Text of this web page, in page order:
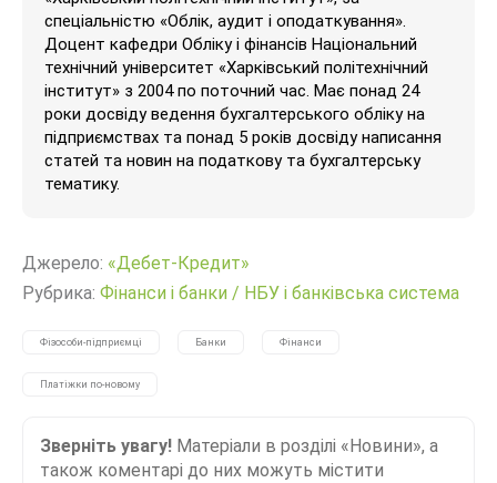
спеціальністю «Облік, аудит і оподаткування».
Доцент кафедри Обліку і фінансів Національний
технічний університет «Харківський політехнічний
інститут» з 2004 по поточний час. Має понад 24
роки досвіду ведення бухгалтерського обліку на
підприємствах та понад 5 років досвіду написання
статей та новин на податкову та бухгалтерську
тематику.
Джерело: «Дебет-Кредит»
Рубрика: Фінанси і банки / НБУ і банківська система
Фізособи-підприємці Банки Фінанси
Платіжки по-новому
Зверніть увагу! Матеріали в розділі «Новини», а
також коментарі до них можуть містити